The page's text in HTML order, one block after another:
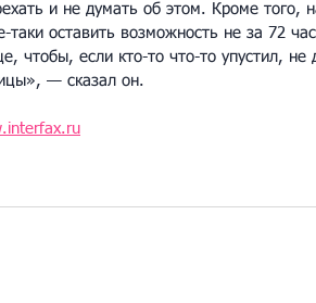
и не думать об этом. Кроме того,
таки оставить возможность не за 72
чтобы, если кто-то что-то упустил,
— сказал он.